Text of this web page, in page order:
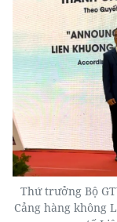
Thứ trưởng Bộ
Cảng hàng không